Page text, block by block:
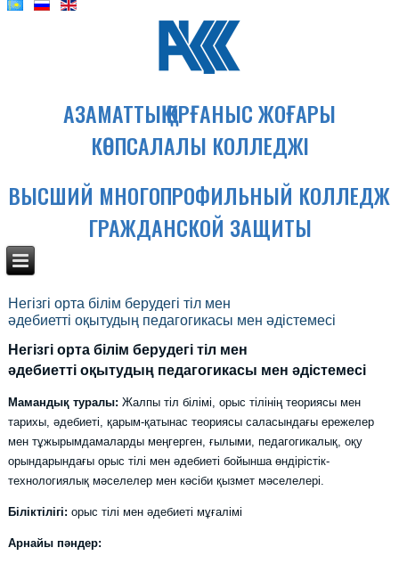
АЗАМАТТЫҚ ҚОРҒАНЫС ЖОҒАРЫ
КӨПСАЛАЛЫ КОЛЛЕДЖІ
ВЫСШИЙ МНОГОПРОФИЛЬНЫЙ КОЛЛЕДЖ
ГРАЖДАНСКОЙ ЗАЩИТЫ
Негізгі орта білім берудегі тіл мен
әдебиетті оқытудың педагогикасы мен әдістемесі
Негізгі орта білім берудегі тіл мен
әдебиетті оқытудың педагогикасы мен әдістемесі
Мамандық туралы: Жалпы тіл білімі, орыс тілінің теориясы мен
тарихы, әдебиеті, қарым-қатынас теориясы саласындағы ережелер
мен тұжырымдамаларды меңгерген, ғылыми, педагогикалық, оқу
орындарындағы орыс тілі мен әдебиеті бойынша өндірістік-
технологиялық мәселелер мен кәсіби қызмет мәселелері.
Біліктілігі: орыс тілі мен әдебиеті мұғалімі
Арнайы пәндер: